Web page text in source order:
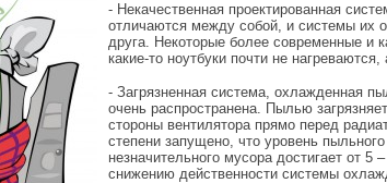
- Некачественная проектированная
отличаются между собой, и системы их
друга. Некоторые более современные и
какие-то ноутбуки почти не
- Загрязненная система, охлажденная
очень распространена. Пылью
стороны вентилятора прямо перед
степени запущено, что уровень
незначительного мусора достигает от
снижению действенности системы